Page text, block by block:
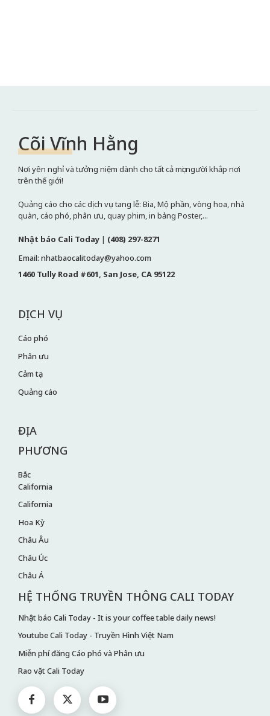
Cõi Vĩnh Hằng
Nơi yên nghỉ và tưởng niệm dành cho tất cả mọi người khắp nơi
trên thế giới!
Quảng cáo cho các dịch vụ tang lễ: Bia, Mộ phần, vòng hoa, nhà
quàn, cáo phó, phân ưu, quay phim, in bảng Poster,...
Nhật báo Cali Today | (408) 297-8271
Email: nhatbaocalitoday@yahoo.com
1460 Tully Road #601, San Jose, CA 95122
DỊCH VỤ
Cáo phó
Phân ưu
Cảm tạ
Quảng cáo
ĐỊA
PHƯƠNG
Bắc
California
California
Hoa Kỳ
Châu Âu
Châu Úc
Châu Á
HỆ THỐNG TRUYỀN THÔNG CALI TODAY
Nhật báo Cali Today - It is your coffee table daily news!
Youtube Cali Today - Truyền Hình Việt Nam
Miễn phí đăng Cáo phó và Phân ưu
Rao vặt Cali Today